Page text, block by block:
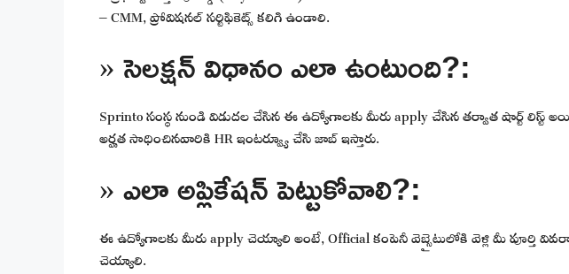
– CMM, ప్రోవిషనల్ సర్టిఫికెట్స్ కలిగి ఉండాలి.
» సెలక్షన్ విధానం ఎలా ఉంటుంది?:
Sprinto సంస్థ నుండి విడుదల చేసిన ఈ ఉద్యోగాలకు మీరు apply చేసిన తర్వాత షార్ట్ లిస్ట్
అర్హత సాధించినవారికి HR ఇంటర్వ్యూ చేసి జాబ్ ఇస్తారు.
» ఎలా అప్లికేషన్ పెట్టుకోవాలి?:
ఈ ఉద్యోగాలకు మీరు apply చెయ్యాలి అంటే, Official కంపెనీ వెబ్సైటులోకి వెళ్లి మీ పూర్తి
చెయ్యాలి.